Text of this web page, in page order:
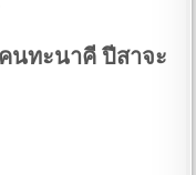
นทะนาคี ปีสาจะ